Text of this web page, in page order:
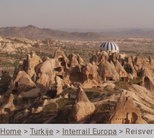
Home > Turkije > Interrail Europa >